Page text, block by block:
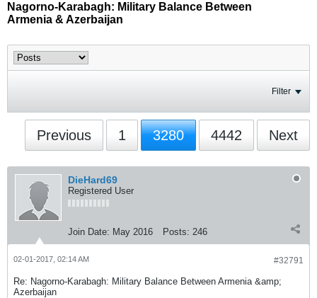
Nagorno-Karabagh: Military Balance Between
Armenia & Azerbaijan
Filter
Previous 1 3280 4442 Next
DieHard69
Registered User
Join Date: May 2016 Posts: 246
#32791
02-01-2017, 02:14 AM
Re: Nagorno-Karabagh: Military Balance Between Armenia &amp;
Azerbaijan